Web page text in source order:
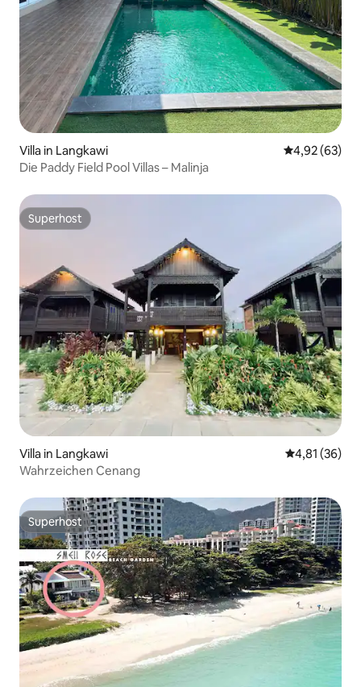
Villa in Langkawi
4,92 (63)
Die Paddy Field Pool Villas – Malinja
Superhost
Superhost
Villa in Langkawi
4,81 (36)
Wahrzeichen Cenang
Superhost
Superhost